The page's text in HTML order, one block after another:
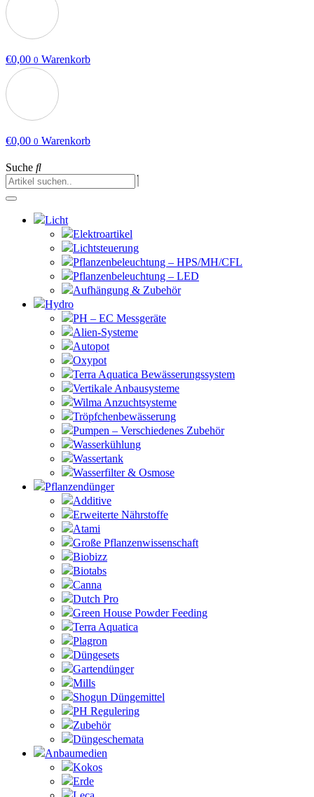
€0,00 0 Warenkorb
€0,00 0 Warenkorb
Suche
Licht
Elektroartikel
Lichtsteuerung
Pflanzenbeleuchtung – HPS/MH/CFL
Pflanzenbeleuchtung – LED
Aufhängung & Zubehör
Hydro
PH – EC Messgeräte
Alien-Systeme
Autopot
Oxypot
Terra Aquatica Bewässerungssystem
Vertikale Anbausysteme
Wilma Anzuchtsysteme
Tröpfchenbewässerung
Pumpen – Verschiedenes Zubehör
Wasserkühlung
Wassertank
Wasserfilter & Osmose
Pflanzendünger
Additive
Erweiterte Nährstoffe
Atami
Große Pflanzenwissenschaft
Biobizz
Biotabs
Canna
Dutch Pro
Green House Powder Feeding
Terra Aquatica
Plagron
Düngesets
Gartendünger
Mills
Shogun Düngemittel
PH Regulering
Zubehör
Düngeschemata
Anbaumedien
Kokos
Erde